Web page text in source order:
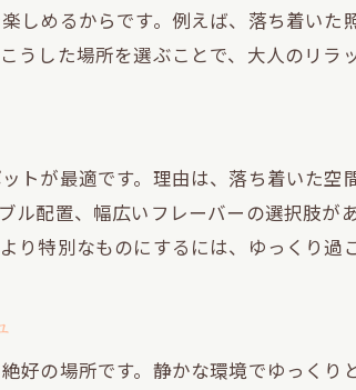
いを充実させるシーシャバーの選び方
の喧騒を忘れるシーシャスポットの探
初心者でも安心の隠れ家体験ガイド
シャ初心者が安心できる隠れ家の特徴
てでも楽しめるシーシャ体験のポイン
者向けシーシャバーの選び方と注意点
いを楽しむためのシーシャ入門ガイド
シャ初心者向けQ&Aとおすすめの過ご
しめるからです。例えば、落ち着いた
した場所を選ぶことで、大人のリラ
トが最適です。理由は、落ち着いた
ル配置、幅広いフレーバーの選択肢が
特別なものにするには、ゆっくり過
好の場所です。静かな環境でゆっく